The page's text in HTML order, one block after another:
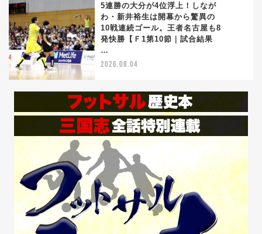
5連勝の大分が4位浮上！しなが
わ・新井裕生は開幕から驚異の
10戦連続ゴール。王者名古屋も8
発快勝【Ｆ1第10節｜試合結果
…
2026.08.04